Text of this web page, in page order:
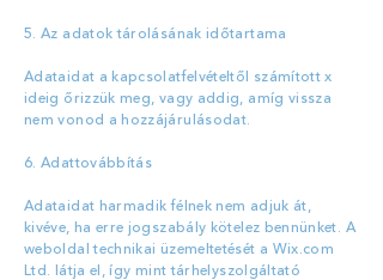
5. Az adatok tárolásának időtartama​
Adataidat a kapcsolatfelvételtől számított x
ideig őrizzük meg, vagy addig, amíg vissza
nem vonod a hozzájárulásodat.
6. Adattovábbítás​
Adataidat harmadik félnek nem adjuk át,
kivéve, ha erre jogszabály kötelez bennünket. A
weboldal technikai üzemeltetését a Wix.com
Ltd. látja el, így mint tárhelyszolgáltató